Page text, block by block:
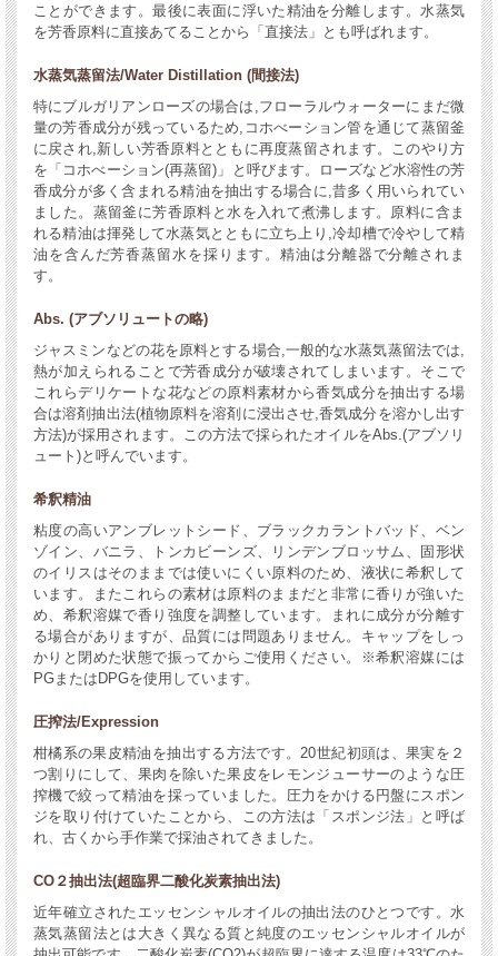
ことができます。最後に表面に浮いた精油を分離します。水蒸気
を芳香原料に直接あてることから「直接法」とも呼ばれます。
水蒸気蒸留法/Water Distillation (間接法)
特にブルガリアンローズの場合は,フローラルウォーターにまだ微
量の芳香成分が残っているため,コホべーション管を通じて蒸留釜
に戻され,新しい芳香原料とともに再度蒸留されます。このやり方
を「コホべーション(再蒸留)」と呼びます。ローズなど水溶性の芳
香成分が多く含まれる精油を抽出する場合に,昔多く用いられてい
ました。蒸留釜に芳香原料と水を入れて煮沸します。原料に含ま
れる精油は揮発して水蒸気とともに立ち上り,冷却槽で冷やして精
油を含んだ芳香蒸留水を採ります。精油は分離器で分離されま
す。
Abs. (アブソリュートの略)
ジャスミンなどの花を原料とする場合,一般的な水蒸気蒸留法では,
熱が加えられることで芳香成分が破壊されてしまいます。そこで
これらデリケートな花などの原料素材から香気成分を抽出する場
合は溶剤抽出法(植物原料を溶剤に浸出させ,香気成分を溶かし出す
方法)が採用されます。この方法で採られたオイルをAbs.(アブソリ
ュート)と呼んでいます。
希釈精油
粘度の高いアンブレットシード、ブラックカラントバッド、ベン
ゾイン、バニラ、トンカビーンズ、リンデンブロッサム、固形状
のイリスはそのままでは使いにくい原料のため、液状に希釈して
います。またこれらの素材は原料のままだと非常に香りが強いた
め、希釈溶媒で香り強度を調整しています。まれに成分が分離す
る場合がありますが、品質には問題ありません。キャップをしっ
かりと閉めた状態で振ってからご使用ください。※希釈溶媒には
PGまたはDPGを使用しています。
圧搾法/Expression
柑橘系の果皮精油を抽出する方法です。20世紀初頭は、果実を２
つ割りにして、果肉を除いた果皮をレモンジューサーのような圧
搾機で絞って精油を採っていました。圧力をかける円盤にスポン
ジを取り付けていたことから、この方法は「スポンジ法」と呼ば
れ、古くから手作業で採油されてきました。
CO２抽出法(超臨界二酸化炭素抽出法)
近年確立されたエッセンシャルオイルの抽出法のひとつです。水
蒸気蒸留法とは大きく異なる質と純度のエッセンシャルオイルが